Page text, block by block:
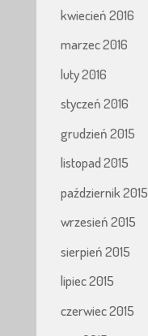
kwiecień 2016
marzec 2016
luty 2016
styczeń 2016
grudzień 2015
listopad 2015
październik 2015
wrzesień 2015
sierpień 2015
lipiec 2015
czerwiec 2015